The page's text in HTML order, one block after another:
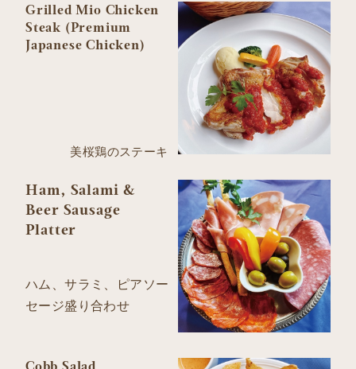
Grilled Mio Chicken
Steak (Premium
Japanese Chicken)
美桜鶏のステーキ
Ham, Salami &
Beer Sausage
Platter
ハム、サラミ、ピアソー
セージ盛り合わせ